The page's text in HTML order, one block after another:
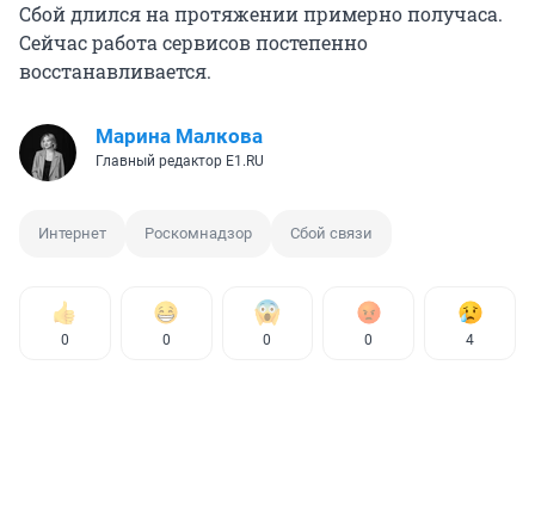
Сбой длился на протяжении примерно получаса.
Сейчас работа сервисов постепенно
восстанавливается.
Марина Малкова
Главный редактор Е1.RU
Интернет Роскомнадзор Сбой связи
0 0 0 0 4